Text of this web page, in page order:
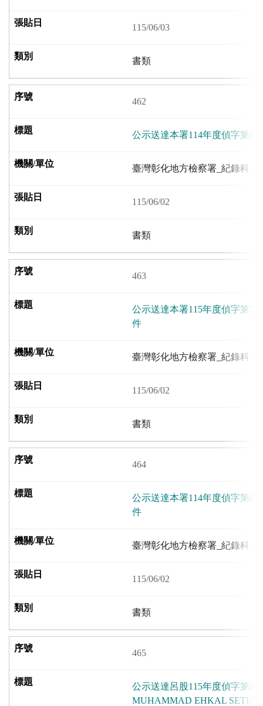
115/06/03
書類
462
公示送達本署114年度偵字第
臺灣彰化地方檢察署_紀錄科
115/06/02
書類
463
公示送達本署115年度偵字第
件
臺灣彰化地方檢察署_紀錄科
115/06/02
書類
464
公示送達本署114年度偵字第
件
臺灣彰化地方檢察署_紀錄科
115/06/02
書類
465
公示送達呂股115年度偵字第
MUHAMMAD EHKAL